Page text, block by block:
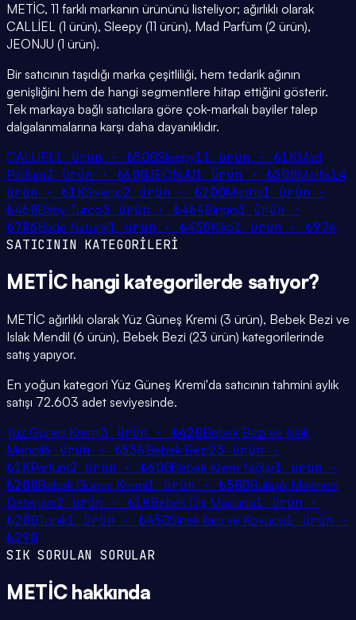
METİC, 11 farklı markanın ürününü listeliyor; ağırlıklı olarak
CALLİEL (1 ürün), Sleepy (11 ürün), Mad Parfüm (2 ürün),
JEONJU (1 ürün).
Bir satıcının taşıdığı marka çeşitliliği, hem tedarik ağının
genişliğini hem de hangi segmentlere hitap ettiğini gösterir.
Tek markaya bağlı satıcılara göre çok-markalı bayiler talep
dalgalanmalarına karşı daha dayanıklıdır.
CALLİEL1 ürün · ₺500Sleepy11 ürün ·₺1KMad
Parfüm2 ürün · ₺600JEONJU1 ürün · ₺300Molfix14
ürün · ₺1KSiveno2 ürün · ₺200Missha1
ürün ·
₺460Baby Turco3 ürün · ₺464Bingo3
ürün ·
₺786Bade Natural1 ürün · ₺450Kiko1 ürün · ₺974
SATICININ KATEGORİLERİ
METİChangi kategorilerde satıyor?
METİC ağırlıklı olarak Yüz Güneş Kremi (3 ürün), Bebek Bezi ve
Islak Mendil (6 ürün), Bebek Bezi (23 ürün) kategorilerinde
satış yapıyor.
En yoğun kategori Yüz Güneş Kremi'da satıcının tahmini aylık
satışı 72.603 adet seviyesinde.
Yüz Güneş Kremi3 ürün · ₺420Bebek Bezi ve Islak
Mendil6 ürün · ₺536Bebek Bezi23 ürün ·
₺1KParfüm2 ürün ·₺600Bebek Krem Yağlar1
ürün ·
₺200Bebek Güneş Kremi1 ürün · ₺500Bulaşık Makinesi
Deterjanı2 ürün · ₺1KBebek Diş Macunu1 ürün ·
₺200Tonik1 ürün · ₺450Sinek İlacı ve Kovucu1
ürün ·
₺290
SIK SORULAN SORULAR
METİChakkında